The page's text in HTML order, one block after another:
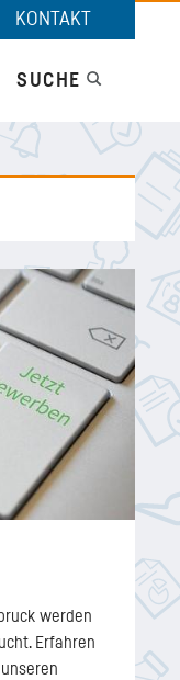
KONTAKT
SUCHE
werden
Erfahren